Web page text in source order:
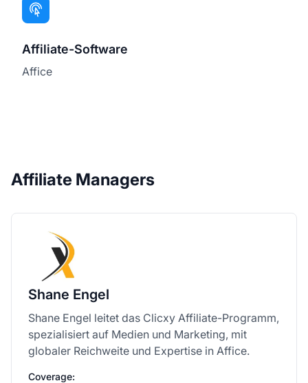
Affiliate-Software
Affice
Affiliate Managers
Shane Engel
Shane Engel leitet das Clicxy Affiliate-Programm,
spezialisiert auf Medien und Marketing, mit
globaler Reichweite und Expertise in Affice.
Coverage: